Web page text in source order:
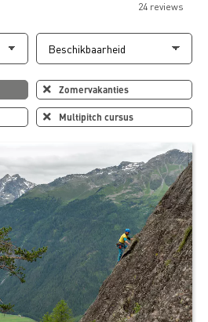
24 reviews
Zomervakanties
Multipitch cursus